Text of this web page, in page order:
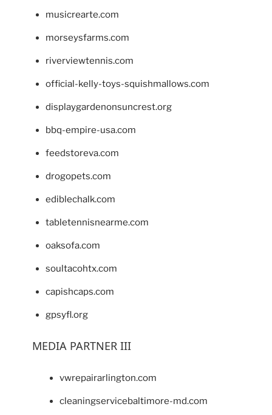
musicrearte.com
morseysfarms.com
riverviewtennis.com
official-kelly-toys-squishmallows.com
displaygardenonsuncrest.org
bbq-empire-usa.com
feedstoreva.com
drogopets.com
ediblechalk.com
tabletennisnearme.com
oaksofa.com
soultacohtx.com
capishcaps.com
gpsyfl.org
MEDIA PARTNER III
vwrepairarlington.com
cleaningservicebaltimore-md.com